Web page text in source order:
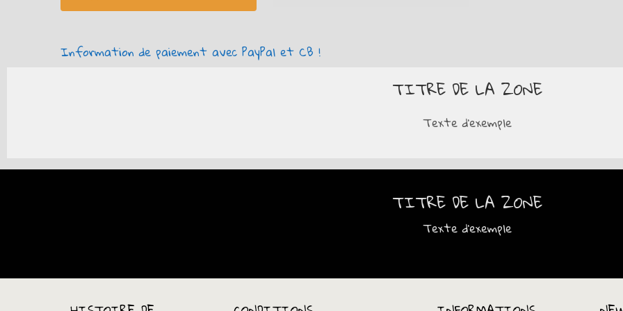
Information de paiement avec PayPal et CB !
TITRE DE LA ZONE
Texte d'exemple
TITRE DE LA ZONE
Texte d'exemple